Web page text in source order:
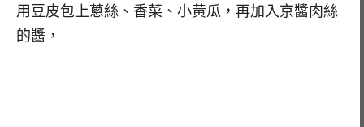
用豆皮包上蔥絲、香菜、小黃瓜，再加入京醬肉絲
的醬，